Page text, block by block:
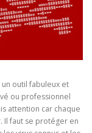
outil fabuleux et
ou professionnel
attention car chaque
Il faut se protéger en